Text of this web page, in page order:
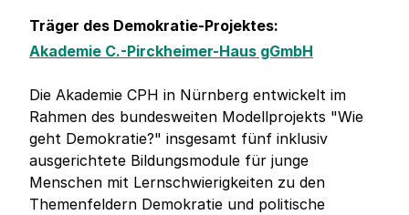
Träger des Demokratie-Projektes:
Akademie C.-Pirckheimer-Haus gGmbH
Die Akademie CPH in Nürnberg entwickelt im
Rahmen des bundesweiten Modellprojekts "Wie
geht Demokratie?" insgesamt fünf inklusiv
ausgerichtete Bildungsmodule für junge
Menschen mit Lernschwierigkeiten zu den
Themenfeldern Demokratie und politische